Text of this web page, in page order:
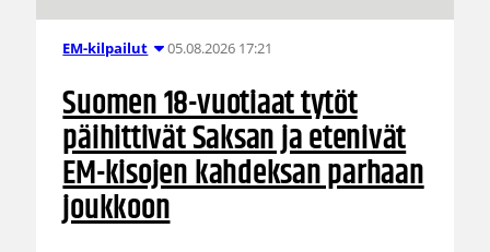
EM-kilpailut 05.08.2026 17:21
Suomen 18-vuotiaat tytöt
päihittivät Saksan ja etenivät
EM-kisojen kahdeksan parhaan
joukkoon